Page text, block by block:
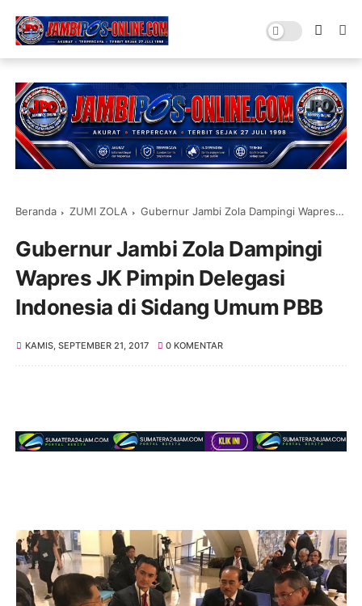
Beranda ZUMI ZOLA Gubernur Jambi Zola Dampingi Wapres JK Pimpin Delegasi Indonesia di Sidang Umum PBB
Gubernur Jambi Zola Dampingi
Wapres JK Pimpin Delegasi
Indonesia di Sidang Umum PBB
KAMIS, SEPTEMBER 21, 2017 0 KOMENTAR